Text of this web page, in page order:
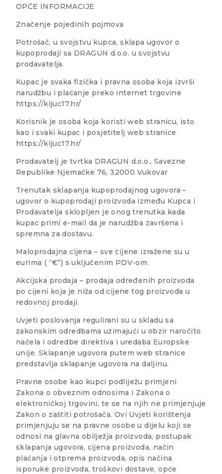
OPĆE INFORMACIJE
Značenje pojedinih pojmova
Potrošač, u svojstvu kupca, sklapa ugovor o
kupoprodaji sa DRAGUN d.o.o. u svojstvu
prodavatelja.
Kupac je svaka fizička i pravna osoba koja izvrši
narudžbu i plaćanje preko internet trgovine
https://kljuc17.hr/
Korisnik je osoba koja koristi web stranicu, isto
kao i svaki kupac i posjetitelj web stranice
https://kljuc17.hr/
Prodavatelj je tvrtka DRAGUN d.o.o., Savezne
Republike Njemačke 76, 32000 Vukovar
Trenutak sklapanja kupoprodajnog ugovora –
ugovor o kupoprodaji proizvoda između Kupca i
Prodavatelja sklopljen je onog trenutka kada
kupac primi e-mail da je narudžba završena i
spremna za dostavu.
Maloprodajna cijena – sve cijene izražene su u
eurima ( “€”) s uključenim PDV-om.
Akcijska prodaja – prodaja određenih proizvoda
po cijeni koja je niža od cijene tog proizvoda u
redovnoj prodaji.
Uvjeti poslovanja regulirani su u skladu sa
zakonskim odredbama uzimajući u obzir naročito
načela i odredbe direktiva i uredaba Europske
unije. Sklapanje ugovora putem web stranice
predstavlja sklapanje ugovora na daljinu.
Pravne osobe kao kupci podliježu primjeni
Zakona o obveznim odnosima i Zakona o
elektroničkoj trgovini, te se na njih ne primjenjuje
Zakon o zaštiti potrošača. Ovi Uvjeti korištenja
primjenjuju se na pravne osobe u dijelu koji se
odnosi na glavna obilježja proizvoda, postupak
sklapanja ugovora, cijena proizvoda, način
plaćanja i otprema proizvoda, opis načina
isporuke proizvoda, troškovi dostave, opće